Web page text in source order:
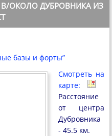
ОКОЛО ДУБРОВНИКА ИЗ
базы и форты”
Смотреть на
карте:
Расстояние
от центра
Дубровника
- 45.5 км.